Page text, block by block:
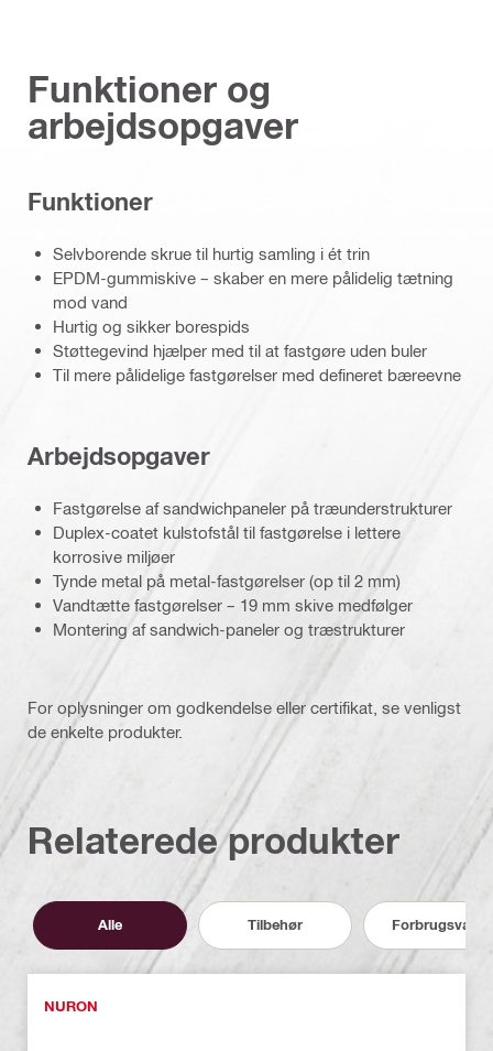
Funktioner og
arbejdsopgaver
Funktioner
Selvborende skrue til hurtig samling i ét trin
EPDM-gummiskive – skaber en mere pålidelig tætning
mod vand
Hurtig og sikker borespids
Støttegevind hjælper med til at fastgøre uden buler
Til mere pålidelige fastgørelser med defineret bæreevne
Arbejdsopgaver
Fastgørelse af sandwichpaneler på træunderstrukturer
Duplex-coatet kulstofstål til fastgørelse i lettere
korrosive miljøer
Tynde metal på metal-fastgørelser (op til 2 mm)
Vandtætte fastgørelser – 19 mm skive medfølger
Montering af sandwich-paneler og træstrukturer
For oplysninger om godkendelse eller certifikat, se venligst
de enkelte produkter.
Relaterede produkter
Alle Tilbehør Forbrugsvarer
NURON